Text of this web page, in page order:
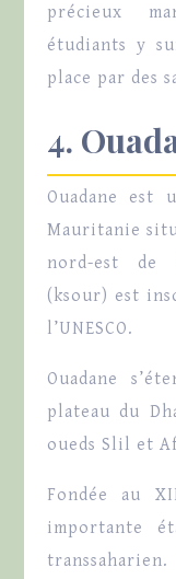
précieux
étudiants y
place par des
4.
Ouadane est
Mauritanie
nord-est de
(ksour) est
l’UNESCO.
Ouadane
plateau du
oueds Slil et
Fondée au
importante